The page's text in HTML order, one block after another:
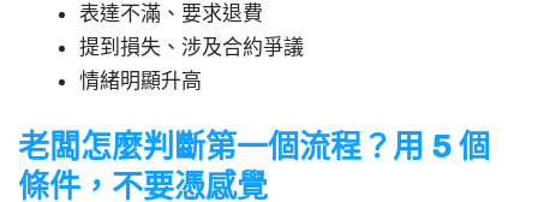
表達不滿、要求退費
提到損失、涉及合約爭議
情緒明顯升高
老闆怎麼判斷第一個流程？用 5 個
條件，不要憑感覺